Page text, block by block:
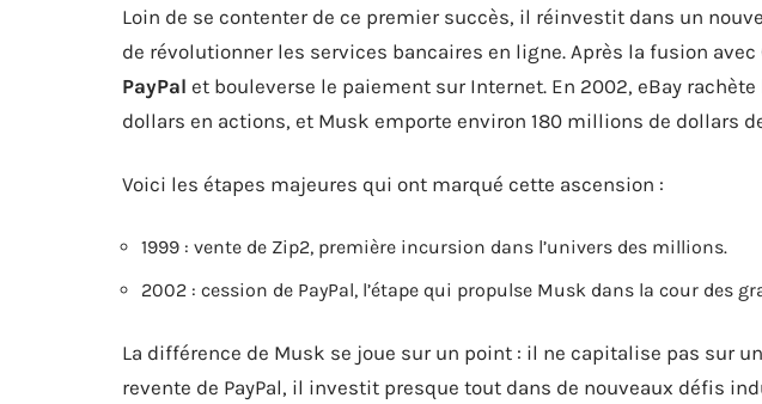
Loin de se contenter de ce premier succès, il réinvestit dans un
de révolutionner les services bancaires en ligne. Après la fusion
PayPal et bouleverse le paiement sur Internet. En 2002, eBay
dollars en actions, et Musk emporte environ 180 millions de dollars
Voici les étapes majeures qui ont marqué cette ascension :
1999 : vente de Zip2, première incursion dans l’univers des millions.
2002 : cession de PayPal, l’étape qui propulse Musk dans la cour des
La différence de Musk se joue sur un point : il ne capitalise pas sur
revente de PayPal, il investit presque tout dans de nouveaux défis